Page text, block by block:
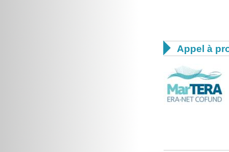
 Appel à